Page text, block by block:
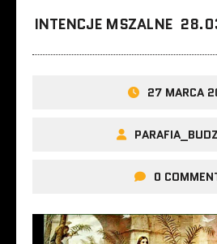
INTENCJE MSZALNE
27 MARCA
0